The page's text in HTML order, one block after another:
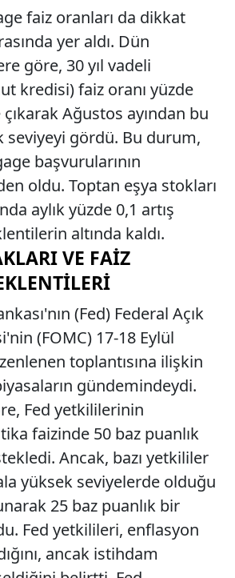
faiz oranları da dikkat
yer aldı. Dün
göre, 30 yıl vadeli
kredisi) faiz oranı yüzde
Ağustos ayından bu
seviyeyi gördü. Bu durum,
başvurularının
oldu. Toptan eşya stokları
aylık yüzde 0,1 artış
altında kaldı.
VE FAIZ
(Fed) Federal Açık
(FOMC) 17-18 Eylül
toplantısına ilişkin
gündemindeydi.
Fed yetkililerinin
faizinde 50 baz puanlık
Ancak, bazı yetkililer
yüksek seviyelerde olduğu
25 baz puanlık bir
Fed yetkilileri, enflasyon
ancak istihdam